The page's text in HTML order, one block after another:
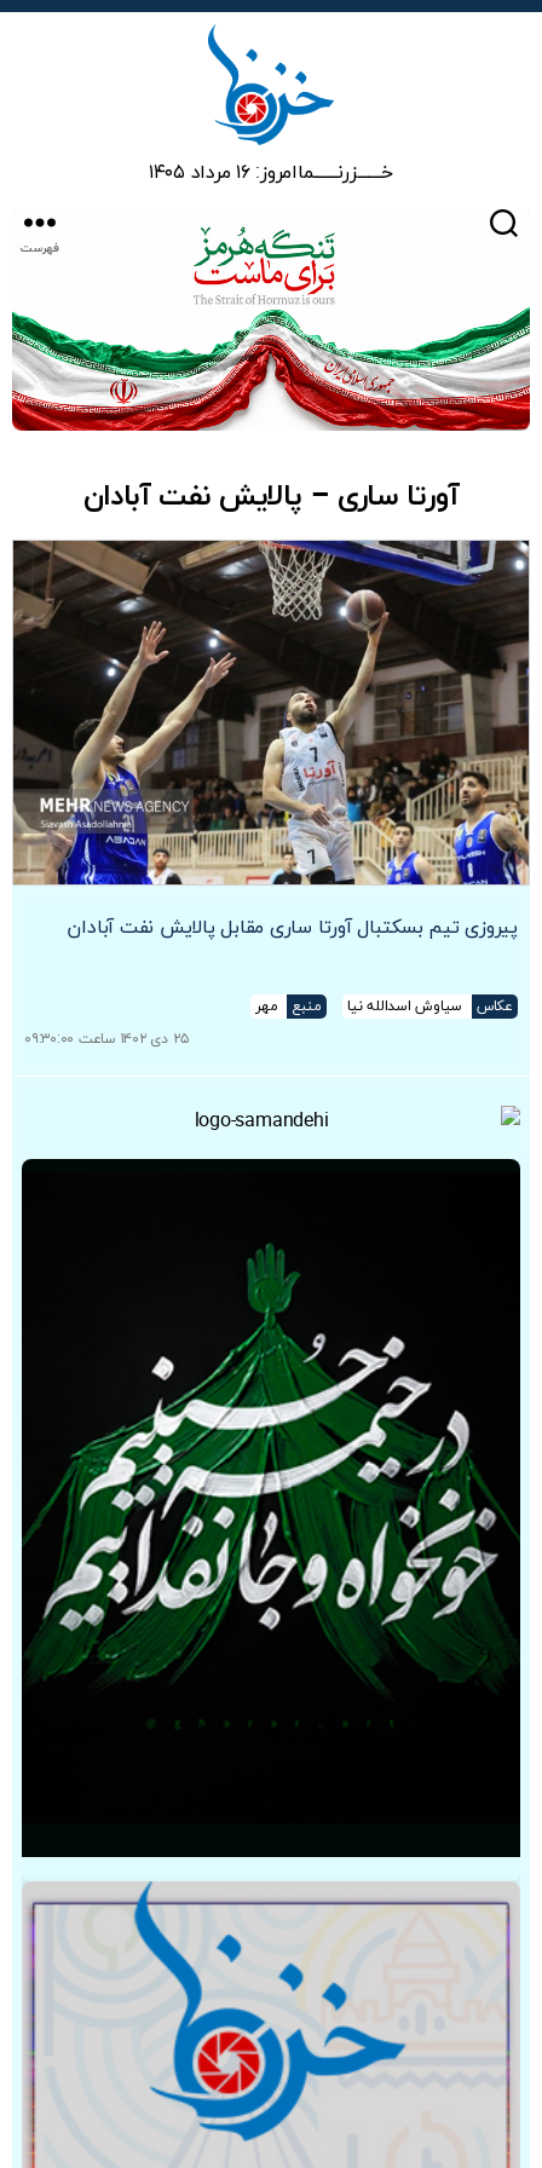
خـــــــزرنـــــــماامروز: ۱۶ مرداد ۱۴۰۵
فهرست
آورتا ساری – پالایش نفت آبادان
پیروزی تیم‌ بسکتبال آورتا ساری مقابل پالایش نفت آبادان
عکاس سیاوش اسدالله نیا منبع
مهر
۲۵ دی ۱۴۰۲ ساعت ۰۹:۳۰:۰۰